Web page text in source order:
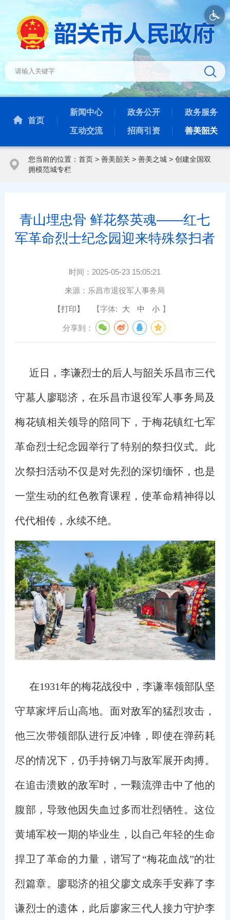
首页
新闻中心 政务公开 政务服务
互动交流 招商引资 善美韶关
您当前的位置： 首页> 善美韶关> 善美之城> 创建全国双
拥模范城专栏
青山埋忠骨 鲜花祭英魂——红七
军革命烈士纪念园迎来特殊祭扫者
时间： 2025-05-23 15:05:21
来源： 乐昌市退役军人事务局
【打印】 【字体: 大 中 小 】
分享到：
近日，李谦烈士的后人与韶关乐昌市三代
守墓人廖聪济，在乐昌市退役军人事务局及
梅花镇相关领导的陪同下，于梅花镇红七军
革命烈士纪念园举行了特别的祭扫仪式。此
次祭扫活动不仅是对先烈的深切缅怀，也是
一堂生动的红色教育课程，使革命精神得以
代代相传，永续不绝。
在1931年的梅花战役中，李谦率领部队坚
守草家坪后山高地。面对敌军的猛烈攻击，
他三次带领部队进行反冲锋，即使在弹药耗
尽的情况下，仍手持钢刀与敌军展开肉搏。
在追击溃败的敌军时，一颗流弹击中了他的
腹部，导致他因失血过多而壮烈牺牲。这位
黄埔军校一期的毕业生，以自己年轻的生命
捍卫了革命的力量，谱写了“梅花血战”的壮
烈篇章。廖聪济的祖父廖文成亲手安葬了李
谦烈士的遗体，此后廖家三代人接力守护李